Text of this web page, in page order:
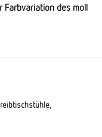
Farbvariation des moll
,